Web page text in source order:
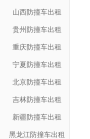
山西防撞车出租
贵州防撞车出租
重庆防撞车出租
宁夏防撞车出租
北京防撞车出租
吉林防撞车出租
新疆防撞车出租
黑龙江防撞车出租